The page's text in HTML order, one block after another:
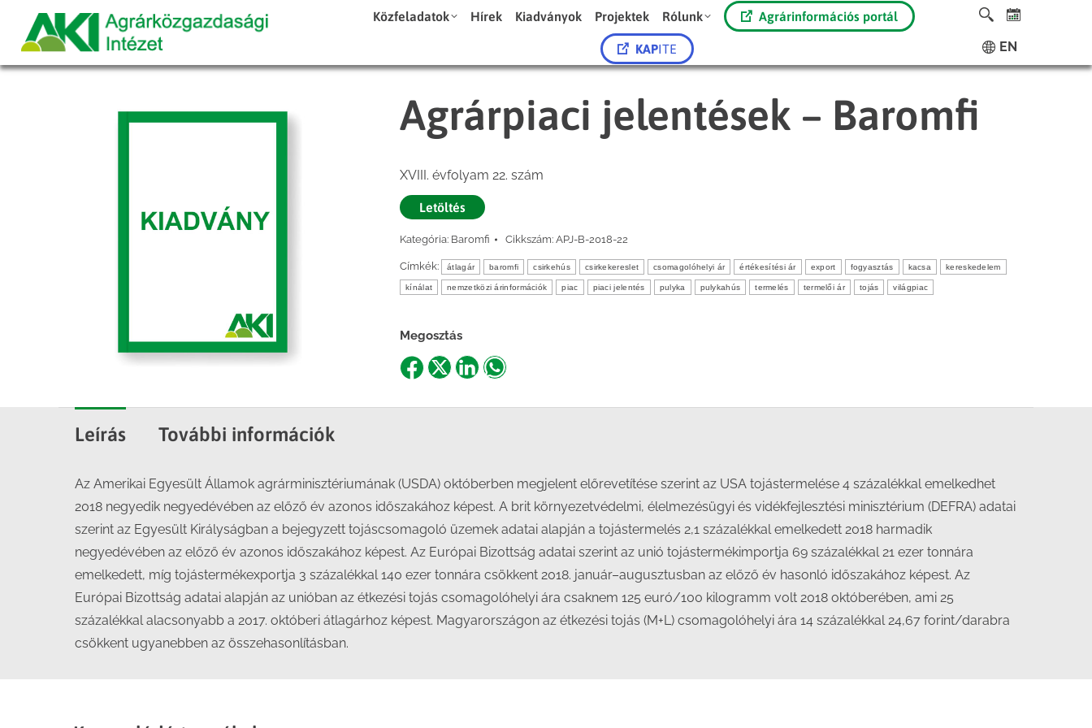
Közfeladatok Hírek Kiadványok Projektek Rólunk Agrárinformációs portál
KAPITE EN
Agrárpiaci jelentések – Baromfi
XVIII. évfolyam 22. szám
Letöltés
Kategória: Baromfi Cikkszám: APJ-B-2018-22
Címkék: átlagár baromfi csirkehús csirkekereslet csomagolóhelyi ár értékesítési ár export fogyasztás kacsa kereskedelem
kínálat nemzetközi árinformációk piac piaci jelentés pulyka pulykahús termelés termelői ár tojás világpiac
Megosztás
ShareShareShareShare
Leírás További információk
Az Amerikai Egyesült Államok agrárminisztériumának (USDA) októberben megjelent előrevetítése szerint az USA tojástermelése 4 százalékkal emelkedhet
2018 negyedik negyedévében az előző év azonos időszakához képest. A brit környezetvédelmi, élelmezésügyi és vidékfejlesztési minisztérium (DEFRA) adatai
szerint az Egyesült Királyságban a bejegyzett tojáscsomagoló üzemek adatai alapján a tojástermelés 2,1 százalékkal emelkedett 2018 harmadik
negyedévében az előző év azonos időszakához képest. Az Európai Bizottság adatai szerint az unió tojástermékimportja 69 százalékkal 21 ezer tonnára
emelkedett, míg tojástermékexportja 3 százalékkal 140 ezer tonnára csökkent 2018. január–augusztusban az előző év hasonló időszakához képest. Az
Európai Bizottság adatai alapján az unióban az étkezési tojás csomagolóhelyi ára csaknem 125 euró/100 kilogramm volt 2018 októberében, ami 25
százalékkal alacsonyabb a 2017. októberi átlagárhoz képest. Magyarországon az étkezési tojás (M+L) csomagolóhelyi ára 14 százalékkal 24,67 forint/darabra
csökkent ugyanebben az összehasonlításban.